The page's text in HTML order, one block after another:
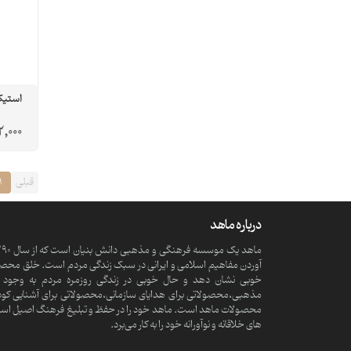
قبلی 1
درباره ماهد
آوردن مفاهیم اسلامی و ایرانی در سبک زندگی مردم است. خلق
خوبی نشان دهد و حال خوبی در زندگی روزمره مردم به
مذهبی،محصولاتی برای هدایای سازمانی،محصولاتی برای آشنایی
محصولات ماهد است. ماهد خود را در حفظ و تبلیغ فرهنگ اصیل
های خلاقانه و نوآورانه خود را به کار می‌برد.